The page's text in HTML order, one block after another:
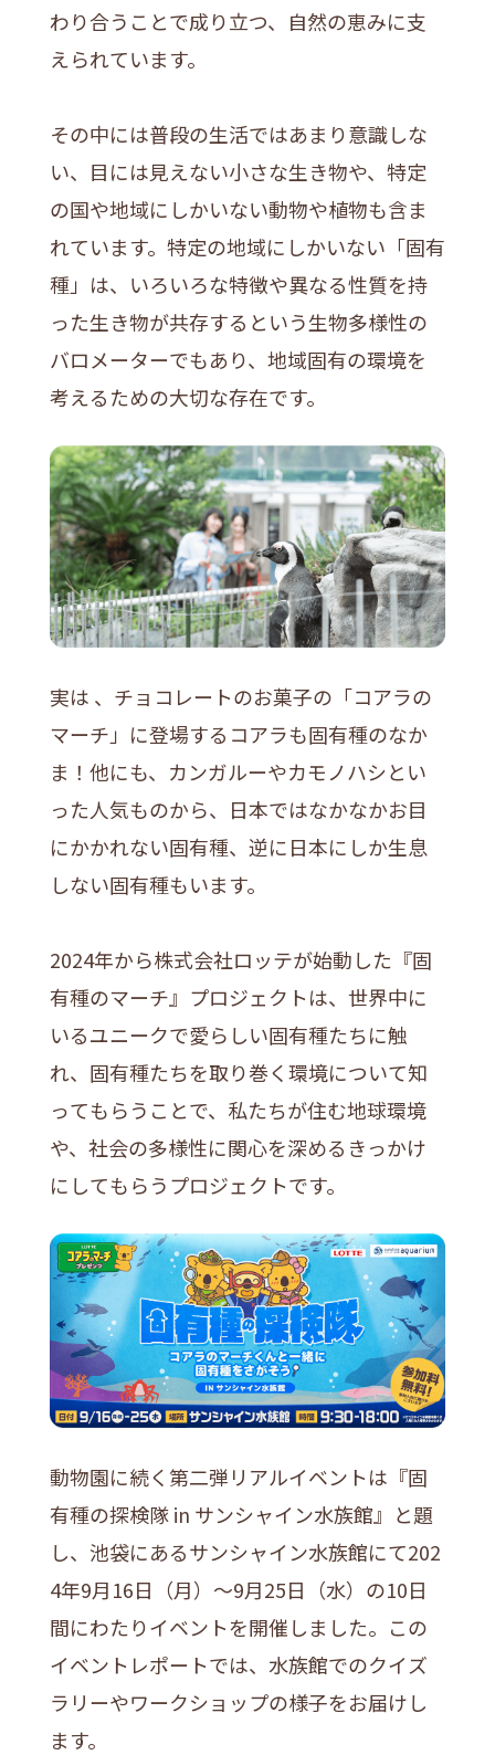
わり合うことで成り立つ、自然の恵みに支
えられています。
その中には普段の生活ではあまり意識しな
い、目には見えない小さな生き物や、特定
の国や地域にしかいない動物や植物も含ま
れています。特定の地域にしかいない「固有
種」は、いろいろな特徴や異なる性質を持
った生き物が共存するという生物多様性の
バロメーターでもあり、地域固有の環境を
考えるための大切な存在です。
実は 、チョコレートのお菓子の「コアラの
マーチ」に登場するコアラも固有種のなか
ま！他にも、カンガルーやカモノハシとい
った人気ものから、日本ではなかなかお目
にかかれない固有種、逆に日本にしか生息
しない固有種もいます。
2024年から株式会社ロッテが始動した『固
有種のマーチ』プロジェクトは、世界中に
いるユニークで愛らしい固有種たちに触
れ、固有種たちを取り巻く環境について知
ってもらうことで、私たちが住む地球環境
や、社会の多様性に関心を深めるきっかけ
にしてもらうプロジェクトです。
動物園に続く第二弾リアルイベントは『固
有種の探検隊 in サンシャイン水族館』と題
し、池袋にあるサンシャイン水族館にて202
4年9月16日（月）〜9月25日（水）の10日
間にわたりイベントを開催しました。この
イベントレポートでは、水族館でのクイズ
ラリーやワークショップの様子をお届けし
ます。